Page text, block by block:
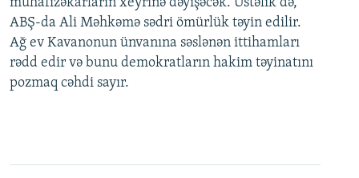
ABŞ-da Ali Məhkəmə sədri ömürlük təyin edilir.
Ağ ev Kavanonun ünvanına səslənən ittihamları
rədd edir və bunu demokratların hakim təyinatını
pozmaq cəhdi sayır.